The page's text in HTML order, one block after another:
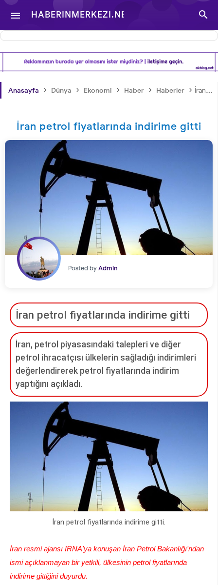
 HABERINMERKEZI.NET
- TÜRKIYE VE DÜNYA
GÜNDEMINDEN

Anasayfa › Dünya › Ekonomi › Haber › Haberler › İran petrol fiyatlarında indirime gitti
İran petrol fiyatlarında indirime gitti
Posted byAdmin
İran petrol fiyatlarında indirime gitti
İran, petrol piyasasındaki talepleri ve diğer
petrol ihracatçısı ülkelerin sağladığı indirimleri
değerlendirerek petrol fiyatlarında indirim
yaptığını açıkladı.
İran petrol fiyatlarında indirime gitti.
İran resmi ajansı IRNA'ya konuşan İran Petrol Bakanlığı'ndan
ismi açıklanmayan bir yetkili, ülkesinin petrol fiyatlarında
indirime gittiğini duyurdu.